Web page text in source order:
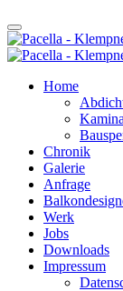
Home
Chronik
Galerie
Anfrage
Werk
Jobs
Downloads
Impressum